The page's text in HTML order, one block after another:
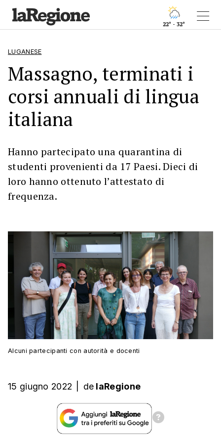
22° - 32°
LUGANESE
Massagno, terminati i
corsi annuali di lingua
italiana
Hanno partecipato una quarantina di
studenti provenienti da 17 Paesi. Dieci di
loro hanno ottenuto l’attestato di
frequenza.
Alcuni partecipanti con autorità e docenti
15 giugno 2022 de laRegione